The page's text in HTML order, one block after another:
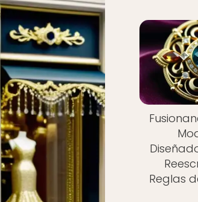
Reglas